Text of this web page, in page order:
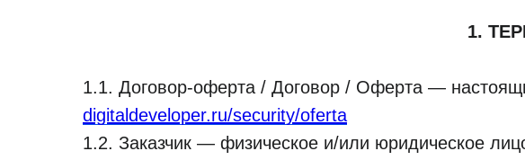
1.
1.1. Договор-оферта / Договор / Оферта —
digitaldeveloper.ru/security/oferta
1.2. Заказчик — физическое и/или юридическое